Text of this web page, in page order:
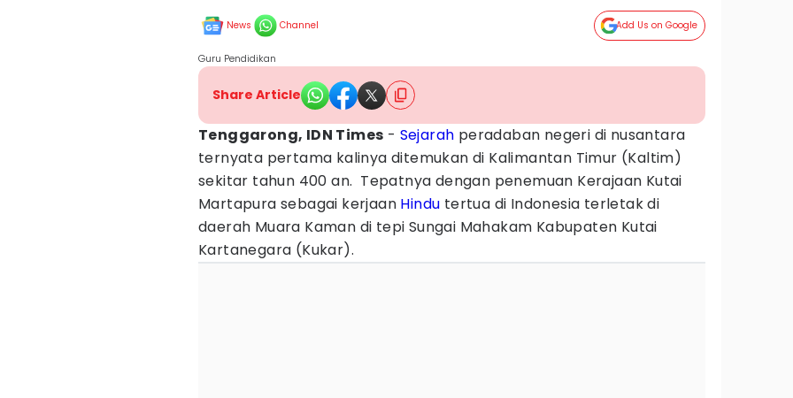
News Channel Add Us on Google
Guru Pendidikan
Share Article
Tenggarong, IDN Times - Sejarah peradaban negeri di nusantara
ternyata pertama kalinya ditemukan di Kalimantan Timur (Kaltim)
sekitar tahun 400 an. Tepatnya dengan penemuan Kerajaan Kutai
Martapura sebagai kerjaan Hindu tertua di Indonesia terletak di
daerah Muara Kaman di tepi Sungai Mahakam Kabupaten Kutai
Kartanegara (Kukar).